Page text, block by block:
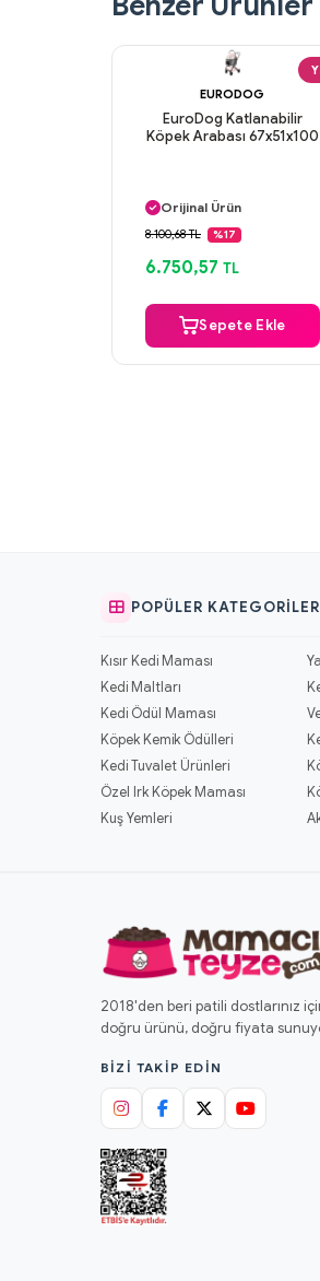
EURODOG
EuroDog Katlanabilir
Köpek Arabası 67x51x100
Orijinal Ürün
Güvenli Ödeme
8.100,68 TL %17
6.750,57 TL
Sepete Ekle
POPÜLER KATEGORILER
Kısır Kedi Maması
Kedi Maltları
Kedi Ödül Maması
Köpek Kemik Ödülleri
Kedi Tuvalet Ürünleri
Özel Irk Köpek Maması
Kuş Yemleri
2018'den beri patili dostlarınız
doğru ürünü, doğru fiyata
BIZI TAKIP EDIN